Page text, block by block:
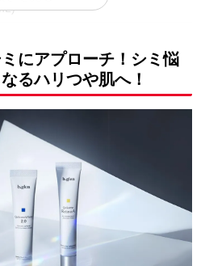
イト2.0(5g)
スチャーリッチクリーム(7g)
スク(23mL)
にアプローチ！シミ悩
るハリつや肌へ！